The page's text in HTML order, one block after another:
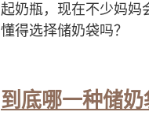
起奶瓶，现在不少妈妈
懂得选择储奶袋吗？
到底哪一种储奶